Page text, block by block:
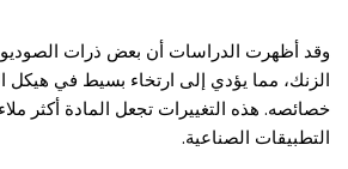
وقد أظهرت الدراسات أن بعض ذرات
الزنك، مما يؤدي إلى ارتخاء بسيط في هيكل
خصائصه. هذه التغييرات تجعل المادة أكثر
التطبيقات الصناعية.